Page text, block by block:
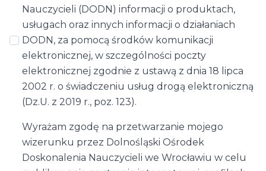
Nauczycieli (DODN) informacji o produktach,
usługach oraz innych informacji o działaniach
DODN, za pomocą środków komunikacji
elektronicznej, w szczególności poczty
elektronicznej zgodnie z ustawą z dnia 18 lipca
2002 r. o świadczeniu usług drogą elektroniczną
(Dz.U. z 2019 r., poz. 123).
Wyrażam zgodę na przetwarzanie mojego
wizerunku przez Dolnośląski Ośrodek
Doskonalenia Nauczycieli we Wrocławiu w celu